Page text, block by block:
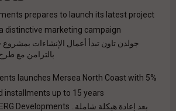
prepares to launch its latest project
distinctive marketing campaign
بالتزامن مع طرح
launches Mersea North Coast with 5%
installments up to 15 years